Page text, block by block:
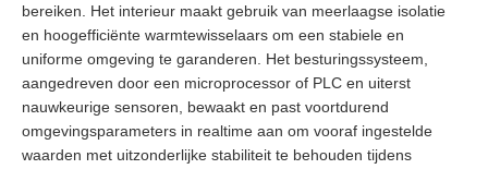
bereiken. Het interieur maakt gebruik van meerlaagse isolatie
en hoogefficiënte warmtewisselaars om een ​​stabiele en
uniforme omgeving te garanderen. Het besturingssysteem,
aangedreven door een microprocessor of PLC en uiterst
nauwkeurige sensoren, bewaakt en past voortdurend
omgevingsparameters in realtime aan om vooraf ingestelde
waarden met uitzonderlijke stabiliteit te behouden tijdens